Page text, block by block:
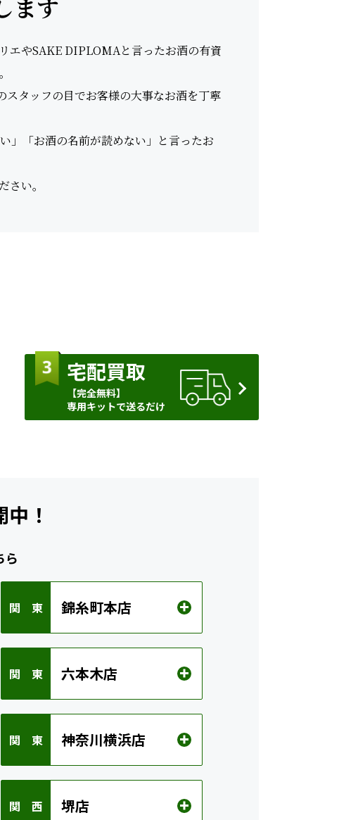
ます
エやSAKE DIPLOMAと言ったお酒の有資
スタッフの目でお客様の大事なお酒を丁寧
」「お酒の名前が読めない」と言ったお
さい。
宅配買取
【完全無料】
専用キットで送るだけ
！
ら
関 東 錦糸町本店
関 東 六本木店
関 東 神奈川横浜店
関 西 堺店